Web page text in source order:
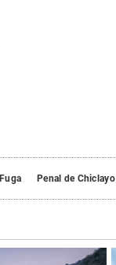
Fuga Penal de Chiclayo